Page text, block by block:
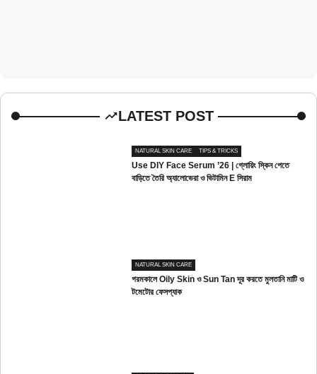
LATEST POST
NATURAL SKIN CARE TIPS & TRICKS
Use DIY Face Serum ’26 | গ্লোয়িং স্কিন পেতে
বাড়িতে তৈরি অ্যালোভেরা ও ভিটামিন E সিরাম
NATURAL SKIN CARE
গরমকালে Oily Skin ও Sun Tan দূর করতে মুলতানি মাটি ও
টমেটোর ফেসপ্যাক